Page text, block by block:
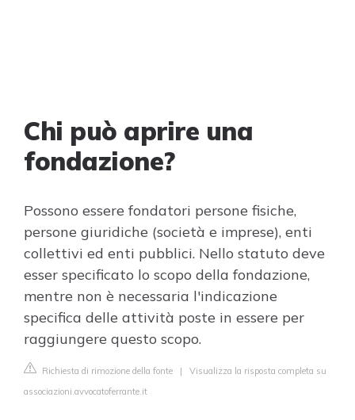
Chi può aprire una
fondazione?
Possono essere fondatori persone fisiche,
persone giuridiche (società e imprese), enti
collettivi ed enti pubblici. Nello statuto deve
esser specificato lo scopo della fondazione,
mentre non è necessaria l'indicazione
specifica delle attività poste in essere per
raggiungere questo scopo.
Richiesta di rimozione della fonte | Visualizza la risposta completa su
associazioni.avvocatoferrante.it